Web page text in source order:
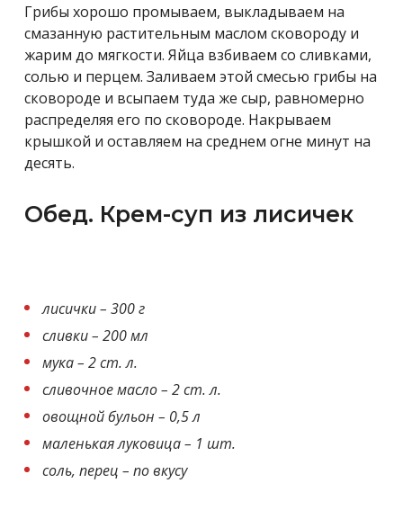
Грибы хорошо промываем, выкладываем на
смазанную растительным маслом сковороду и
жарим до мягкости. Яйца взбиваем со сливками,
солью и перцем. Заливаем этой смесью грибы на
сковороде и всыпаем туда же сыр, равномерно
распределяя его по сковороде. Накрываем
крышкой и оставляем на среднем огне минут на
десять.
Обед. Крем-суп из лисичек
лисички – 300 г
сливки – 200 мл
мука – 2 ст. л.
сливочное масло – 2 ст. л.
овощной бульон – 0,5 л
маленькая луковица – 1 шт.
соль, перец – по вкусу